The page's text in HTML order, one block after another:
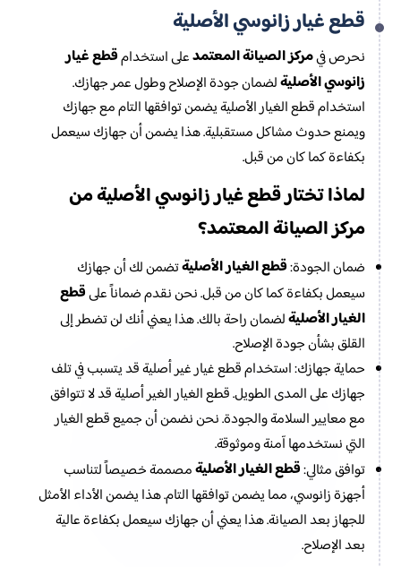
قطع غيار زانوسي الأصلية
نحرص فيمركز الصيانة المعتمدعلى استخدامقطع غيار
زانوسي الأصليةلضمان جودة الإصلاح وطول عمر جهازك.
استخدام قطع الغيار الأصلية يضمن توافقها التام مع جهازك
ويمنع حدوث مشاكل مستقبلية. هذا يضمن أن جهازك سيعمل
بكفاءة كما كان من قبل.
لماذا تختارقطع غيار زانوسي الأصليةمن
مركز الصيانة المعتمد؟
ضمان الجودة:قطع الغيار الأصليةتضمن لك أن جهازك
سيعمل بكفاءة كما كان من قبل. نحن نقدم ضماناً علىقطع
الغيار الأصليةلضمان راحة بالك. هذا يعني أنك لن تضطر إلى
القلق بشأن جودة الإصلاح.
حماية جهازك: استخدام قطع غيار غير أصلية قد يتسبب في تلف
جهازك على المدى الطويل. قطع الغيار الغير أصلية قد لا تتوافق
مع معايير السلامة والجودة. نحن نضمن أن جميع قطع الغيار
التي نستخدمها آمنة وموثوقة.
توافق مثالي:قطع الغيار الأصليةمصممة خصيصاً لتناسب
أجهزة زانوسي، مما يضمن توافقها التام. هذا يضمن الأداء الأمثل
للجهاز بعد الصيانة. هذا يعني أن جهازك سيعمل بكفاءة عالية
بعد الإصلاح.